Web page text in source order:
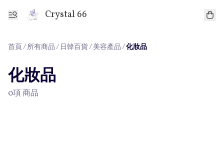
Crystal 66
首頁/所有商品 / 日韓百貨/ 美容產品 /化妝品
化妝品
0項 商品